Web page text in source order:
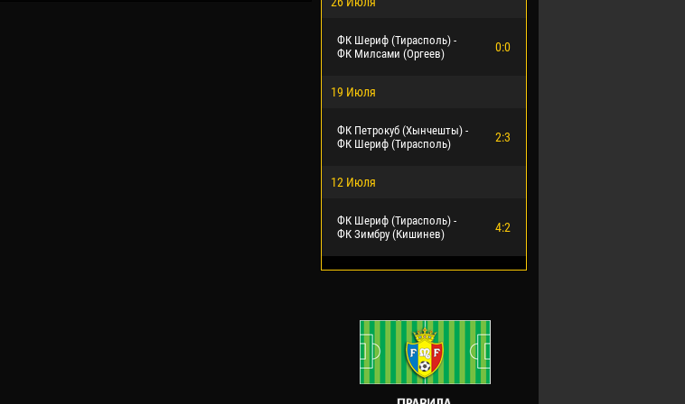
ФК Шериф (Тирасполь) -
ФК Милсами (Оргеев)
0:0
19 Июля
ФК Петрокуб (Хынчешты) -
ФК Шериф (Тирасполь)
2:3
12 Июля
ФК Шериф (Тирасполь) -
ФК Зимбру (Кишинев)
4:2